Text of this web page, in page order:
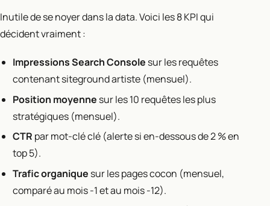
Inutile de se noyer dans la data. Voici les 8 KPI qui
décident vraiment :
Impressions Search Console sur les requêtes
contenant siteground artiste (mensuel).
Position moyenne sur les 10 requêtes les plus
stratégiques (mensuel).
CTR par mot-clé clé (alerte si en-dessous de 2 % en
top 5).
Trafic organique sur les pages cocon (mensuel,
comparé au mois -1 et au mois -12).